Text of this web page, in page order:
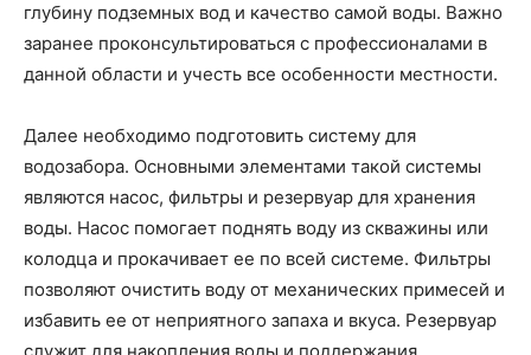
глубину подземных вод и качество самой воды. Важно
заранее проконсультироваться с профессионалами в
данной области и учесть все особенности местности.
Далее необходимо подготовить систему для
водозабора. Основными элементами такой системы
являются насос, фильтры и резервуар для хранения
воды. Насос помогает поднять воду из скважины или
колодца и прокачивает ее по всей системе. Фильтры
позволяют очистить воду от механических примесей и
избавить ее от неприятного запаха и вкуса. Резервуар